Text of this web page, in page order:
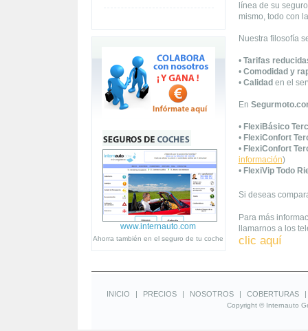
www.internauto.com
Ahorra también en el seguro de tu coche
línea de su
mismo, todo con
Nuestra filosofía
• Tarifas
• Comodidad y
• Calidad en el
En
• FlexiBásico
• FlexiConfort
• FlexiConfort
información)
• FlexiVip Todo
Si deseas
Para más
llamarnos a los
clic aquí
INICIO | PRECIOS | NOSOTROS | COBERTURAS |
Copyright © Internauto